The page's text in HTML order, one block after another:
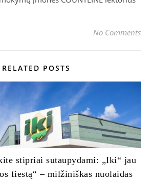
No Comments
RELATED POSTS
stipriai sutaupydami: „Iki“ jau
fiestą“ – milžiniškas nuolaidas